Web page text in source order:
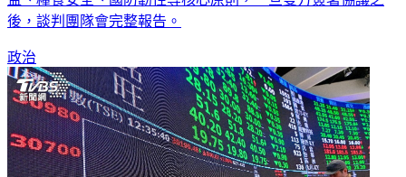
後，談判團隊會完整報告。
政治